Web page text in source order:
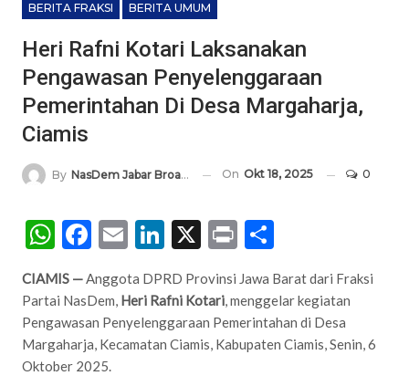
BERITA FRAKSI BERITA UMUM
Heri Rafni Kotari Laksanakan
Pengawasan Penyelenggaraan
Pemerintahan Di Desa Margaharja,
Ciamis
By NasDem Jabar Broadcasting Network On Okt 18, 2025 0
WhatsApp
Facebook
EmailLinkedIn
X Print
CIAMIS —Anggota DPRD Provinsi Jawa Barat dari Fraksi
Partai NasDem, Heri Rafni Kotari, menggelar kegiatan
Pengawasan Penyelenggaraan Pemerintahan di Desa
Margaharja, Kecamatan Ciamis, Kabupaten Ciamis, Senin, 6
Oktober 2025.